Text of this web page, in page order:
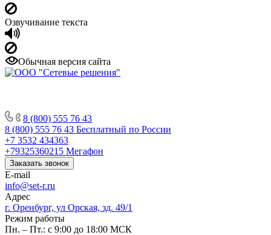
Озвучивание текста
Обычная версия сайта
8 (800) 555 76 43
8 (800) 555 76 43 Бесплатный по России
+7 3532 434363
+79325360215 Мегафон
Заказать звонок
E-mail
info@set-r.ru
Адрес
г. Оренбург, ул Орская, зд. 49/1
Режим работы
Пн. – Пт.: с 9:00 до 18:00 МСК